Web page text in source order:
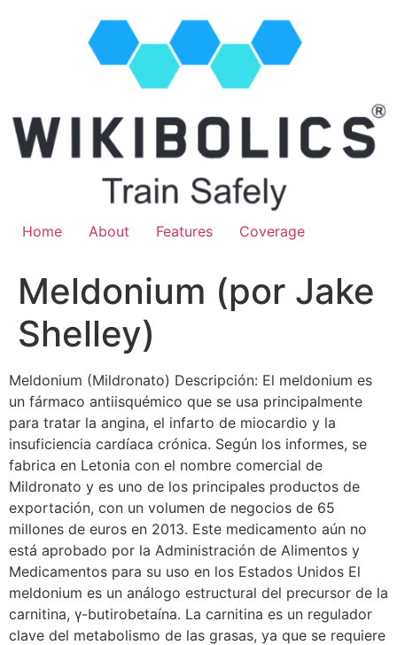
Home About Features Coverage
Meldonium (por Jake
Shelley)
Meldonium (Mildronato) Descripción: El meldonium es
un fármaco antiisquémico que se usa principalmente
para tratar la angina, el infarto de miocardio y la
insuficiencia cardíaca crónica. Según los informes, se
fabrica en Letonia con el nombre comercial de
Mildronato y es uno de los principales productos de
exportación, con un volumen de negocios de 65
millones de euros en 2013. Este medicamento aún no
está aprobado por la Administración de Alimentos y
Medicamentos para su uso en los Estados Unidos El
meldonium es un análogo estructural del precursor de la
carnitina, γ-butirobetaína. La carnitina es un regulador
clave del metabolismo de las grasas, ya que se requiere